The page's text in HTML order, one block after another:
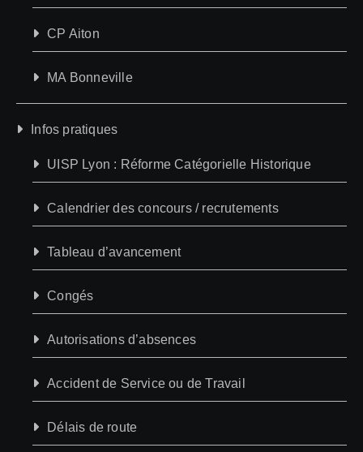
CP Aiton
MA Bonneville
Infos pratiques
UISP Lyon : Réforme Catégorielle Historique
Calendrier des concours / recrutements
Tableau d’avancement
Congés
Autorisations d’absences
Accident de Service ou de Travail
Délais de route